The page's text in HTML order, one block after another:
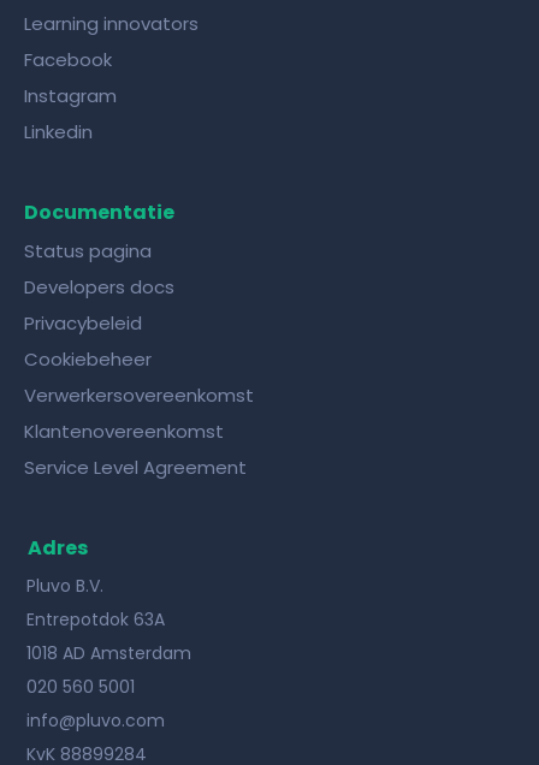
Learning innovators
Facebook
Instagram
Linkedin
Documentatie
Status pagina
Developers docs
Privacybeleid
Cookiebeheer
Verwerkersovereenkomst
Klantenovereenkomst
Service Level Agreement
Adres
Pluvo B.V.
Entrepotdok 63A
1018 AD Amsterdam
020 560 5001
info@pluvo.com
KvK 88899284